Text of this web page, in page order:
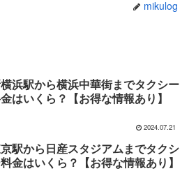
mikulog
浜駅から横浜中華街までタクシー
はいくら？【お得な情報あり】
2024.07.21
駅から日産スタジアムまでタクシ
金はいくら？【お得な情報あり】